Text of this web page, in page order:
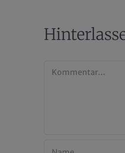
Kommentar